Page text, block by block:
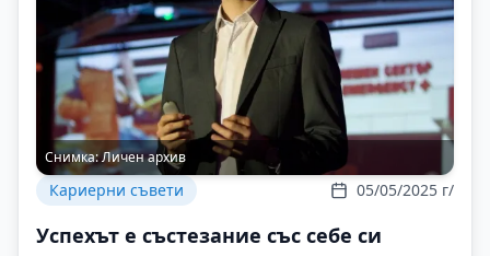
Снимка:Личен архив
Кариерни съвети 05/05/2025 г/
Успехът е състезание със себе си